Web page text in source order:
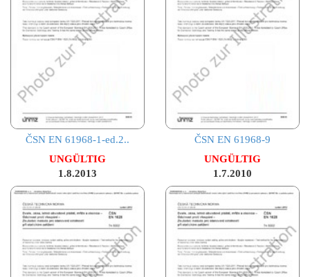
ČSN EN 61968-1-ed.2..
UNGÜLTIG
1.8.2013
ČSN EN 61968-9
UNGÜLTIG
1.7.2010